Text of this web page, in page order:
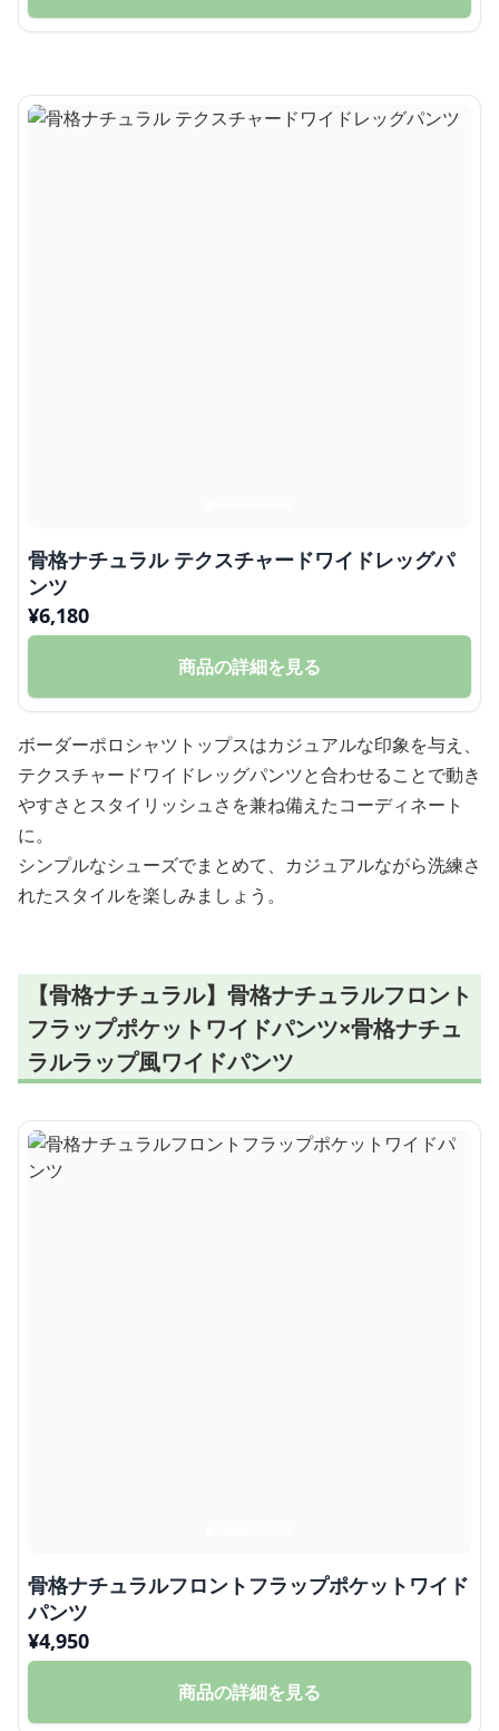
骨格ナチュラル テクスチャードワイドレッグパ
ンツ
¥6,180
商品の詳細を見る
ボーダーポロシャツトップスはカジュアルな印象を与え、
テクスチャードワイドレッグパンツと合わせることで動き
やすさとスタイリッシュさを兼ね備えたコーディネート
に。
シンプルなシューズでまとめて、カジュアルながら洗練さ
れたスタイルを楽しみましょう。
【骨格ナチュラル】骨格ナチュラルフロント
フラップポケットワイドパンツ×骨格ナチュ
ラルラップ風ワイドパンツ
骨格ナチュラルフロントフラップポケットワイド
パンツ
¥4,950
商品の詳細を見る